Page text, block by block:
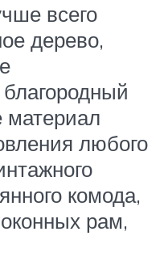
всего
дерево,
материал
любого
комода,
рам,